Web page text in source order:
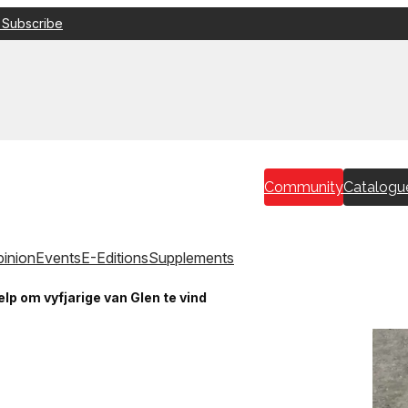
Community
EventsE-EditionsSupplements
om vyfjarige van Glen te vind